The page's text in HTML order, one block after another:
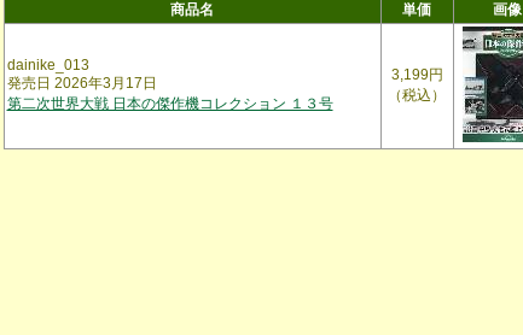
商品名
単価 画像
dainike_013
発売日 2026年3月17日
第二次世界大戦 日本の傑作機コレクション １３号
3,199円
（税込）